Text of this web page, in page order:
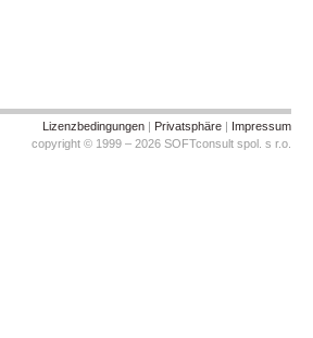
Lizenzbedingungen | Privatsphäre | Impressum
copyright © 1999 – 2026 SOFTconsult spol. s r.o.